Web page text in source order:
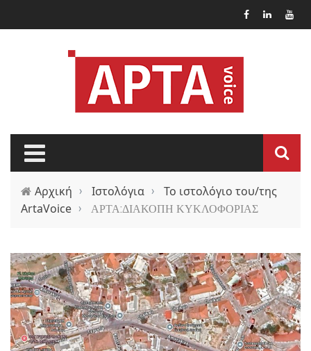
Αρχική › Ιστολόγια ›
Το ιστολόγιο του/της
ArtaVoice › ΑΡΤΑ:ΔΙΑΚΟΠΗ ΚΥΚΛΟΦΟΡΙΑΣ